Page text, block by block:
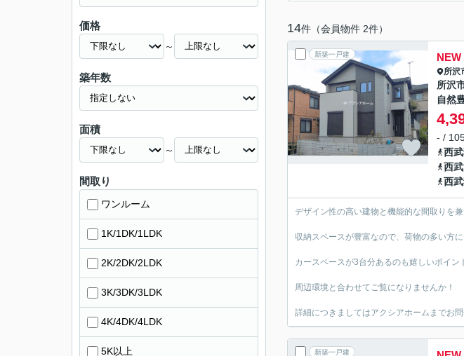
14件（会員物件 2件）
新築一戸建 NEW
所沢
所沢
自然
- /
西
西
西
デザイン性の高い建物と機能的な間取りを
収納スペースが豊富なので、荷物の多い方
カースペースが3台分あるのも嬉しいポイン
周辺環境と合わせてご覧になりませんか！
詳細につきましてはアクシアホームまでお問
新築一戸建
価格
～
築年数
面積
～
間取り
ワンルーム
1K/1DK/1LDK
2K/2DK/2LDK
3K/3DK/3LDK
4K/4DK/4LDK
5K以上